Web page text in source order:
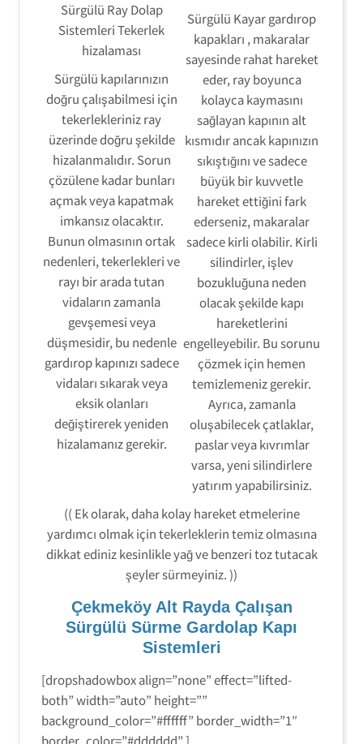
Sürgülü Ray Dolap
Sistemleri Tekerlek
hizalaması
Sürgülü kapılarınızın
doğru çalışabilmesi için
tekerlekleriniz ray
üzerinde doğru şekilde
hizalanmalıdır. Sorun
çözülene kadar bunları
açmak veya kapatmak
imkansız olacaktır.
Bunun olmasının ortak
nedenleri, tekerlekleri ve
rayı bir arada tutan
vidaların zamanla
gevşemesi veya
düşmesidir, bu nedenle
gardırop kapınızı sadece
vidaları sıkarak veya
eksik olanları
değiştirerek yeniden
hizalamanız gerekir.
Sürgülü Kayar gardırop
kapakları , makaralar
sayesinde rahat hareket
eder, ray boyunca
kolayca kaymasını
sağlayan kapının alt
kısmıdır ancak kapınızın
sıkıştığını ve sadece
büyük bir kuvvetle
hareket ettiğini fark
ederseniz, makaralar
sadece kirli olabilir. Kirli
silindirler, işlev
bozukluğuna neden
olacak şekilde kapı
hareketlerini
engelleyebilir. Bu sorunu
çözmek için hemen
temizlemeniz gerekir.
Ayrıca, zamanla
oluşabilecek çatlaklar,
paslar veya kıvrımlar
varsa, yeni silindirlere
yatırım yapabilirsiniz.
(( Ek olarak, daha kolay hareket etmelerine
yardımcı olmak için tekerleklerin temiz olmasına
dikkat ediniz kesinlikle yağ ve benzeri toz tutacak
şeyler sürmeyiniz. ))
Çekmeköy Alt Rayda Çalışan
Sürgülü Sürme Gardolap Kapı
Sistemleri
[dropshadowbox align=”none” effect=”lifted-
both” width=”auto” height=””
background_color=”#ffffff” border_width=”1″
border_color=”#dddddd” ]